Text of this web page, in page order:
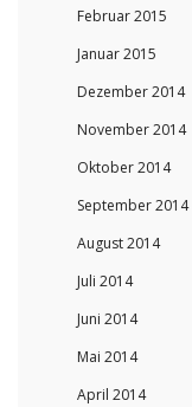
Februar 2015
Januar 2015
Dezember 2014
November 2014
Oktober 2014
September 2014
August 2014
Juli 2014
Juni 2014
Mai 2014
April 2014